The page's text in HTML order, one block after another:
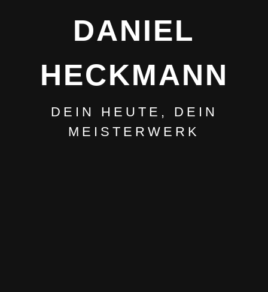
DANIEL
HECKMANN
DEIN HEUTE, DEIN
MEISTERWERK